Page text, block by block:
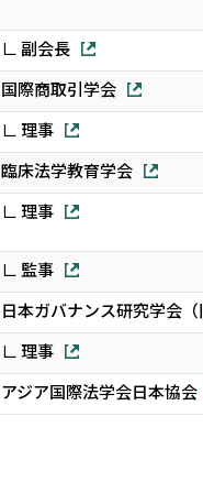
∟ 副会長
国際商取引学会
∟ 理事
臨床法学教育学会
∟ 理事
∟ 監事
日本ガバナンス研究学会（
∟ 理事
アジア国際法学会日本協会